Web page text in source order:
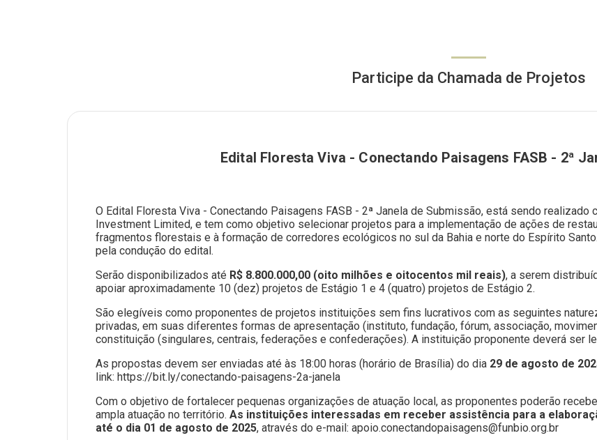
Participe da Chamada de Projetos
Edital Floresta Viva - Conectando Paisagens FASB - 2ª
O Edital Floresta Viva - Conectando Paisagens FASB - 2ª Janela de Submissão, está sendo realizado
Investment Limited, e tem como objetivo selecionar projetos para a implementação de ações de
fragmentos florestais e à formação de corredores ecológicos no sul da Bahia e norte do Espírito
pela condução do edital.
Serão disponibilizados até R$ 8.800.000,00 (oito milhões e oitocentos mil reais), a serem
apoiar aproximadamente 10 (dez) projetos de Estágio 1 e 4 (quatro) projetos de Estágio 2.
São elegíveis como proponentes de projetos instituições sem fins lucrativos com as seguintes
privadas, em suas diferentes formas de apresentação (instituto, fundação, fórum, associação,
constituição (singulares, centrais, federações e confederações). A instituição proponente deverá ser
As propostas devem ser enviadas até às 18:00 horas (horário de Brasília) do dia 29 de agosto de
link: https://bit.ly/conectando-paisagens-2a-janela
Com o objetivo de fortalecer pequenas organizações de atuação local, as proponentes poderão
ampla atuação no território. As instituições interessadas em receber assistência para a
até o dia 01 de agosto de 2025, através do e-mail: apoio.conectandopaisagens@funbio.org.br